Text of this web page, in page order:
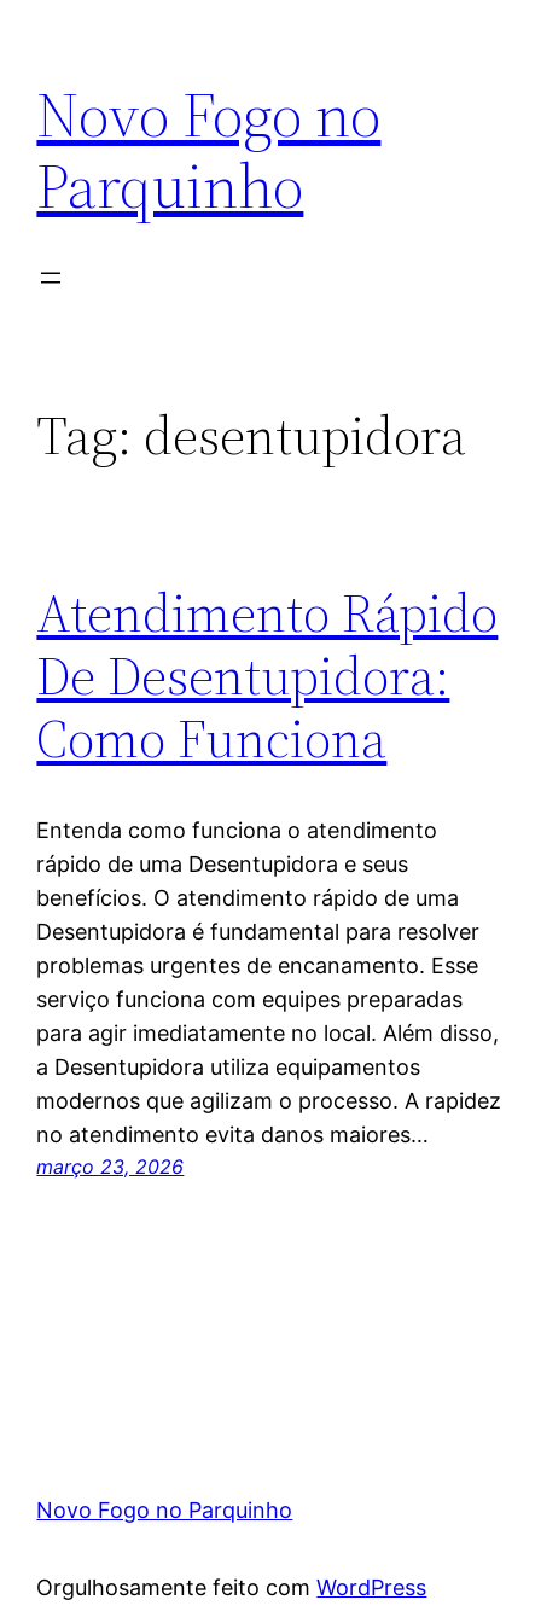
conteúdo
Novo Fogo no
Parquinho
Tag: desentupidora
Atendimento Rápido
De Desentupidora:
Como Funciona
Entenda como funciona o atendimento
rápido de uma Desentupidora e seus
benefícios. O atendimento rápido de uma
Desentupidora é fundamental para resolver
problemas urgentes de encanamento. Esse
serviço funciona com equipes preparadas
para agir imediatamente no local. Além disso,
a Desentupidora utiliza equipamentos
modernos que agilizam o processo. A rapidez
no atendimento evita danos maiores…
março 23, 2026
Novo Fogo no Parquinho
Orgulhosamente feito comWordPress